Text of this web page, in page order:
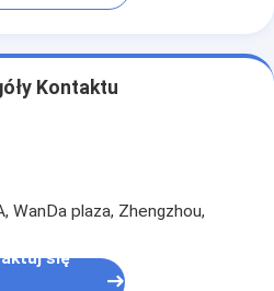
Kontaktu
WanDa plaza, Zhengzhou,
się